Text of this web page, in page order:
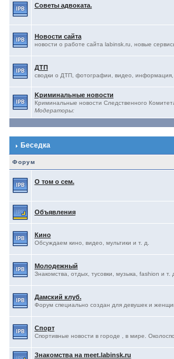
Советы адвоката.
Новости сайта
новости о работе сайта labinsk.ru, новые
ДТП
сводки о ДТП, фотографии, видео,
Kриминальные новости
Криминальные новости Следственного
Модераторы:
Беседка
Форум
О том о сем.
Объявления
Кино
Обсуждаем кино, видео, мультики и т. д.
Молодежный
Знакомства, отдых, тусовки, музыка, fashion и т.
Дамский клуб.
Форум специально создан для девушек и
Спорт
Спортивные новости в городе , в мире.
Знакомства на meet.labinsk.ru